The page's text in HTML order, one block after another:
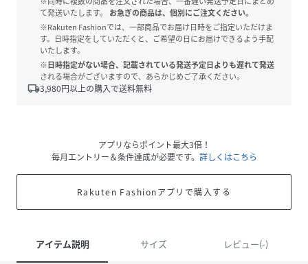
て発送いたします。
お急ぎの商品は、個別にご注文ください。
※Rakuten Fashionでは、一部商品でお届け日時をご指定いただけま
す。日時指定をしていただくと、ご希望の日にお届けできるよう手配
いたします。
※日時指定がない場合、記載されている発送予定日よりも遅れて発送
される場合がございますので、あらかじめご了承ください。
local_shipping3,980円以上の購入で送料無料
アプリならポイント最大3倍！
毎月エントリー＆条件達成が必要です。 詳しくはこちら
Rakuten Fashionアプリで購入する
アイテム説明 サイズ レビュー(-)